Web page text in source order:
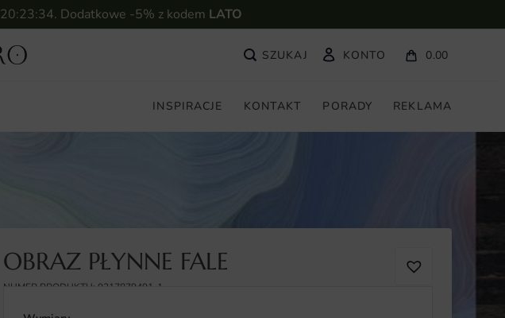
20:23:33. Dodatkowe -5% z kodem LATO
KONTO 0.00
INSPIRACJE KONTAKT PORADY REKLAMA
OBRAZ PŁYNNE FALE
NUMER PRODUKTU: 9317879491-1